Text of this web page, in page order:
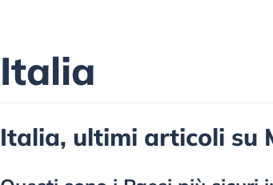
Italia
Italia, ultimi articoli su